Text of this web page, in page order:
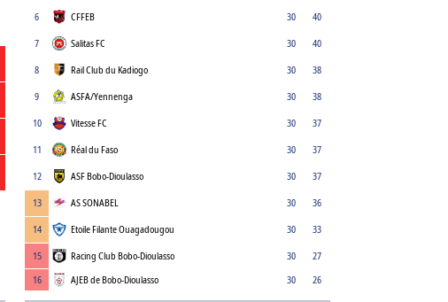
6
CFFEB 30
40
7
Salitas FC 30
40
8
Rail Club du Kadiogo 30
38
9
ASFA/Yennenga 30
38
10
Vitesse FC 30
37
11
Réal du Faso 30
37
12
ASF Bobo-Dioulasso 30
37
13
AS SONABEL 30
36
14
Etoile Filante Ouagadougou 30
33
15
Racing Club Bobo-Dioulasso 30
27
16
AJEB de Bobo-Dioulasso 30 26